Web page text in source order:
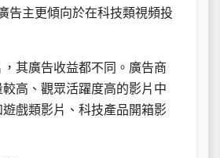
告主更傾向於在科技類視頻投
其廣告收益都不同。廣告商
高、觀眾活躍度高的影片中
戲類影片、科技產品開箱影